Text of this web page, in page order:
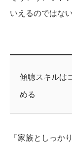
いえるのではな
傾聴スキルは
める
「家族としっか